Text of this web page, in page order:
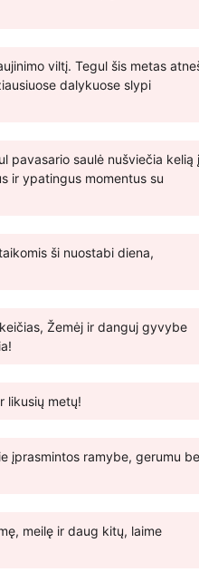
viltį. Tegul šis metas
dalykuose slypi
pavasario saulė nušviečia kelią į
ir ypatingus momentus su
ši nuostabi diena,
Žemėj ir danguj gyvybe
likusių metų!
įprasmintos ramybe, gerumu
meilę ir daug kitų, laime